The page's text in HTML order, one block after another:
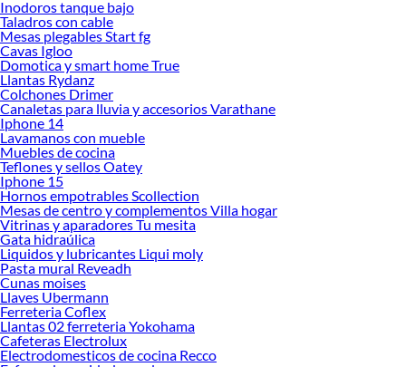
Inodoros tanque bajo
Taladros con cable
Mesas plegables Start fg
Cavas Igloo
Domotica y smart home True
Llantas Rydanz
Colchones Drimer
Canaletas para lluvia y accesorios Varathane
Iphone 14
Lavamanos con mueble
Muebles de cocina
Teflones y sellos Oatey
Iphone 15
Hornos empotrables Scollection
Mesas de centro y complementos Villa hogar
Vitrinas y aparadores Tu mesita
Gata hidraúlica
Liquidos y lubricantes Liqui moly
Pasta mural Reveadh
Cunas moises
Llaves Ubermann
Ferreteria Coflex
Llantas 02 ferreteria Yokohama
Cafeteras Electrolux
Electrodomesticos de cocina Recco